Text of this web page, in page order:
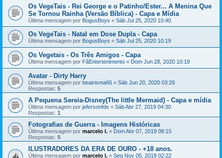
Os VegeTais - Rei George e o Patinho/Ester... A Menina Que
Se Tornou Rainha (Versão Bíblica) - Capa e Mídia
Última mensagem por BogusBoys « Sáb Jul 25, 2020 10:40
Os VegeTais - Natal em Dose Dupla - Capa
Última mensagem por BogusBoys « Sáb Jul 25, 2020 10:19
Os Vegetais - Os Três Amigos - Capa
Última mensagem por FãEntertenimento « Dom Jun 28, 2020 10:19
Avatar - Dirty Harry
Última mensagem por beatrisma66 « Sáb Jun 20, 2020 03:26
Respostas: 5
A Pequena Sereia-Disney(The little Mermaid) - Capa e mídia
Última mensagem por jefersonfds « Sáb Abr 27, 2019 04:30
Respostas: 1
Fotografias de Guerra - Imagens Históricas
Última mensagem por marcelo l. « Dom Abr 07, 2019 08:15
Respostas: 5
ILUSTRADORES DA ERA DE OURO - +18 anos.
Última mensagem por marcelo l. « Seg Nov 05, 2018 02:22